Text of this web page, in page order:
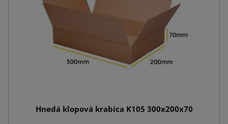
Hnedá klopová krabica K105 300x200x70